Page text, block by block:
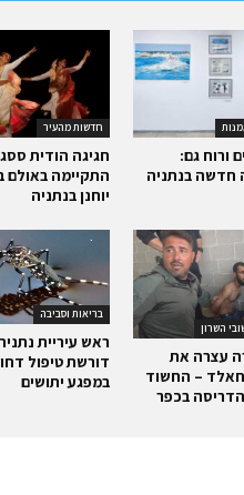
חדשות מהעיר
חגיגה הודית
התקיימה באולם
יוחנן בנתניה
ורוח גם:
חדשה בנתניה
בריאות וסביבה
ראש עיריית
דורשת טיפול
במפגע יתושים
השרון
עצרה את
– החשוד
הדריסה בכפר